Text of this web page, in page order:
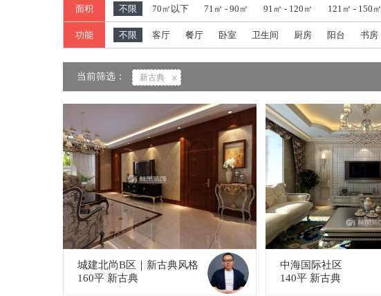
面积 不限 70㎡以下 71㎡ - 90㎡ 91㎡ - 120㎡ 121㎡ - 150㎡
功能 不限 客厅 餐厅 卧室 卫生间 厨房 阳台 书房
当前筛选： 新古典
城建北尚B区｜新古典风格
160平 新古典
中海国际社区
140平 新古典